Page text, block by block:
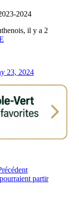
2024
il y a 2
23, 2024
partir